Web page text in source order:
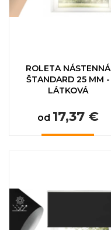
ROLETA NÁSTENNÁ
ŠTANDARD 25 MM -
LÁTKOVÁ
od 17,37 €